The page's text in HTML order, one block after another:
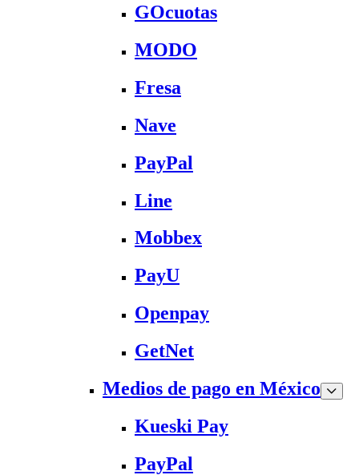
GOcuotas
MODO
Fresa
Nave
PayPal
Line
Mobbex
PayU
Openpay
GetNet
Medios de pago en México
Kueski Pay
PayPal